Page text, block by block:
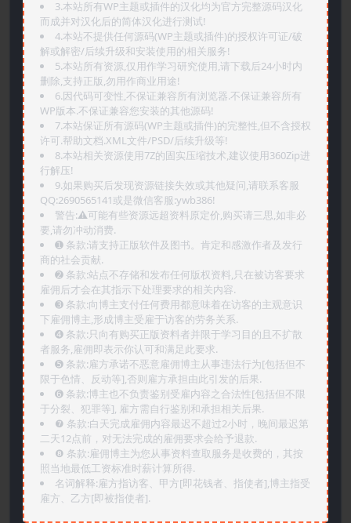
3.本站所有WP主题或插件的汉化均为官方完整源码汉化
而成并对汉化后的简体汉化进行测试!
4.本站不提供任何源码(WP主题或插件)的授权许可证/破
解或解密/后续升级和安装使用的相关服务!
5.本站所有资源,仅用作学习研究使用,请下载后24小时内
删除,支持正版,勿用作商业用途!
6.因代码可变性,不保证兼容所有浏览器.不保证兼容所有
WP版本.不保证兼容您安装的其他源码!
7.本站保证所有源码(WP主题或插件)的完整性,但不含授权
许可.帮助文档.XML文件/PSD/后续升级等!
8.本站相关资源使用7Z的固实压缩技术,建议使用360Zip进
行解压!
9.如果购买后发现资源链接失效或其他疑问,请联系客服
QQ:2690565141或是微信客服:ywb386!
警告:⚠️可能有些资源远超资料原定价,购买请三思,如非必
要,请勿冲动消费.
➊️ 条款:请支持正版软件及图书。肯定和感激作者及发行
商的社会贡献.
➋️ 条款:站点不存储和发布任何版权资料,只在被访客要求
雇佣后才会在其指示下处理要求的相关内容.
➌️ 条款:向博主支付任何费用都意味着在访客的主观意识
下雇佣博主,形成博主受雇于访客的劳务关系.
➍️ 条款:只向有购买正版资料者并限于学习目的且不扩散
者服务,雇佣即表示你认可和满足此要求.
➎ 条款:雇方承诺不恶意雇佣博主从事违法行为[包括但不
限于色情、反动等],否则雇方承担由此引发的后果.
➏️ 条款:博主也不负责鉴别受雇内容之合法性[包括但不限
于分裂、犯罪等], 雇方需自行鉴别和承担相关后果.
❼ 条款:白天完成雇佣内容最迟不超过2小时，晚间最迟第
二天12点前，对无法完成的雇佣要求会给予退款.
❽ 条款:雇佣博主为您从事资料查取服务是收费的，其按
照当地最低工资标准时薪计算所得.
名词解释:雇方指访客、甲方[即花钱者、指使者],博主指受
雇方、乙方[即被指使者].